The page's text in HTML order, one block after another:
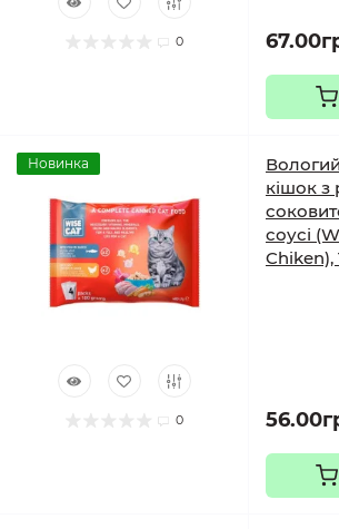
0
Новинка
0
кішок з
соусі
Chiken),